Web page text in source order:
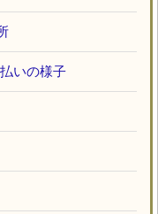
いの様子